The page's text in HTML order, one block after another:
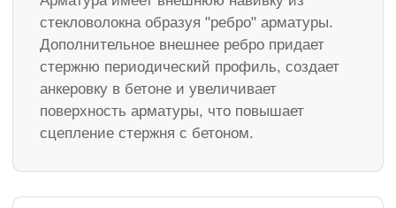
стекловолокна образуя "ребро" арматуры.
Дополнительное внешнее ребро придает
стержню периодический профиль, создает
анкеровку в бетоне и увеличивает
поверхность арматуры, что повышает
сцепление стержня с бетоном.